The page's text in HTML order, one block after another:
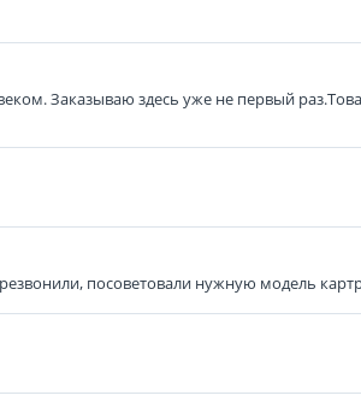
Заказываю здесь уже не первый
посоветовали нужную модель